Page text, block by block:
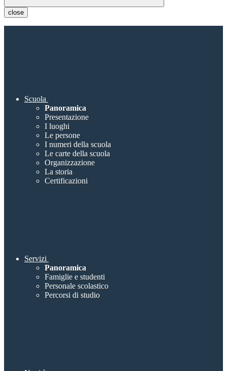
close
Scuola
Panoramica
Presentazione
I luoghi
Le persone
I numeri della scuola
Le carte della scuola
Organizzazione
La storia
Certificazioni
Servizi
Panoramica
Famiglie e studenti
Personale scolastico
Percorsi di studio